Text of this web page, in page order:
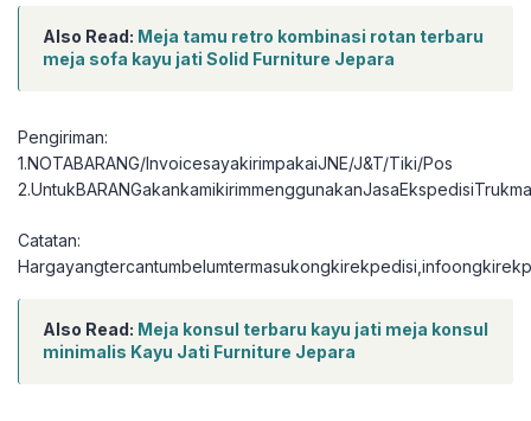
Also Read: Meja tamu retro kombinasi rotan terbaru
meja sofa kayu jati Solid Furniture Jepara
Pengiriman:
1.NOTABARANG/InvoicesayakirimpakaiJNE/J&T/Tiki/Pos
Catatan:
Also Read: Meja konsul terbaru kayu jati meja konsul
minimalis Kayu Jati Furniture Jepara